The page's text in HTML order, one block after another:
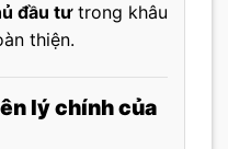
đầu tưtrong khâu
thiện.
lý chính của